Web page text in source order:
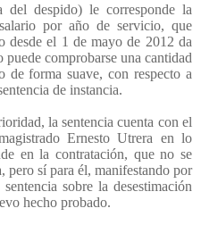
del despido) le corresponde la
por año de servicio, que
desde el 1 de mayo de 2012 da
comprobarse una cantidad
de forma suave, con respecto a
de instancia.
la sentencia cuenta con el
Ernesto Utrera en lo
en la contratación, que no se
pero sí para él, manifestando por
sobre la desestimación
hecho probado.